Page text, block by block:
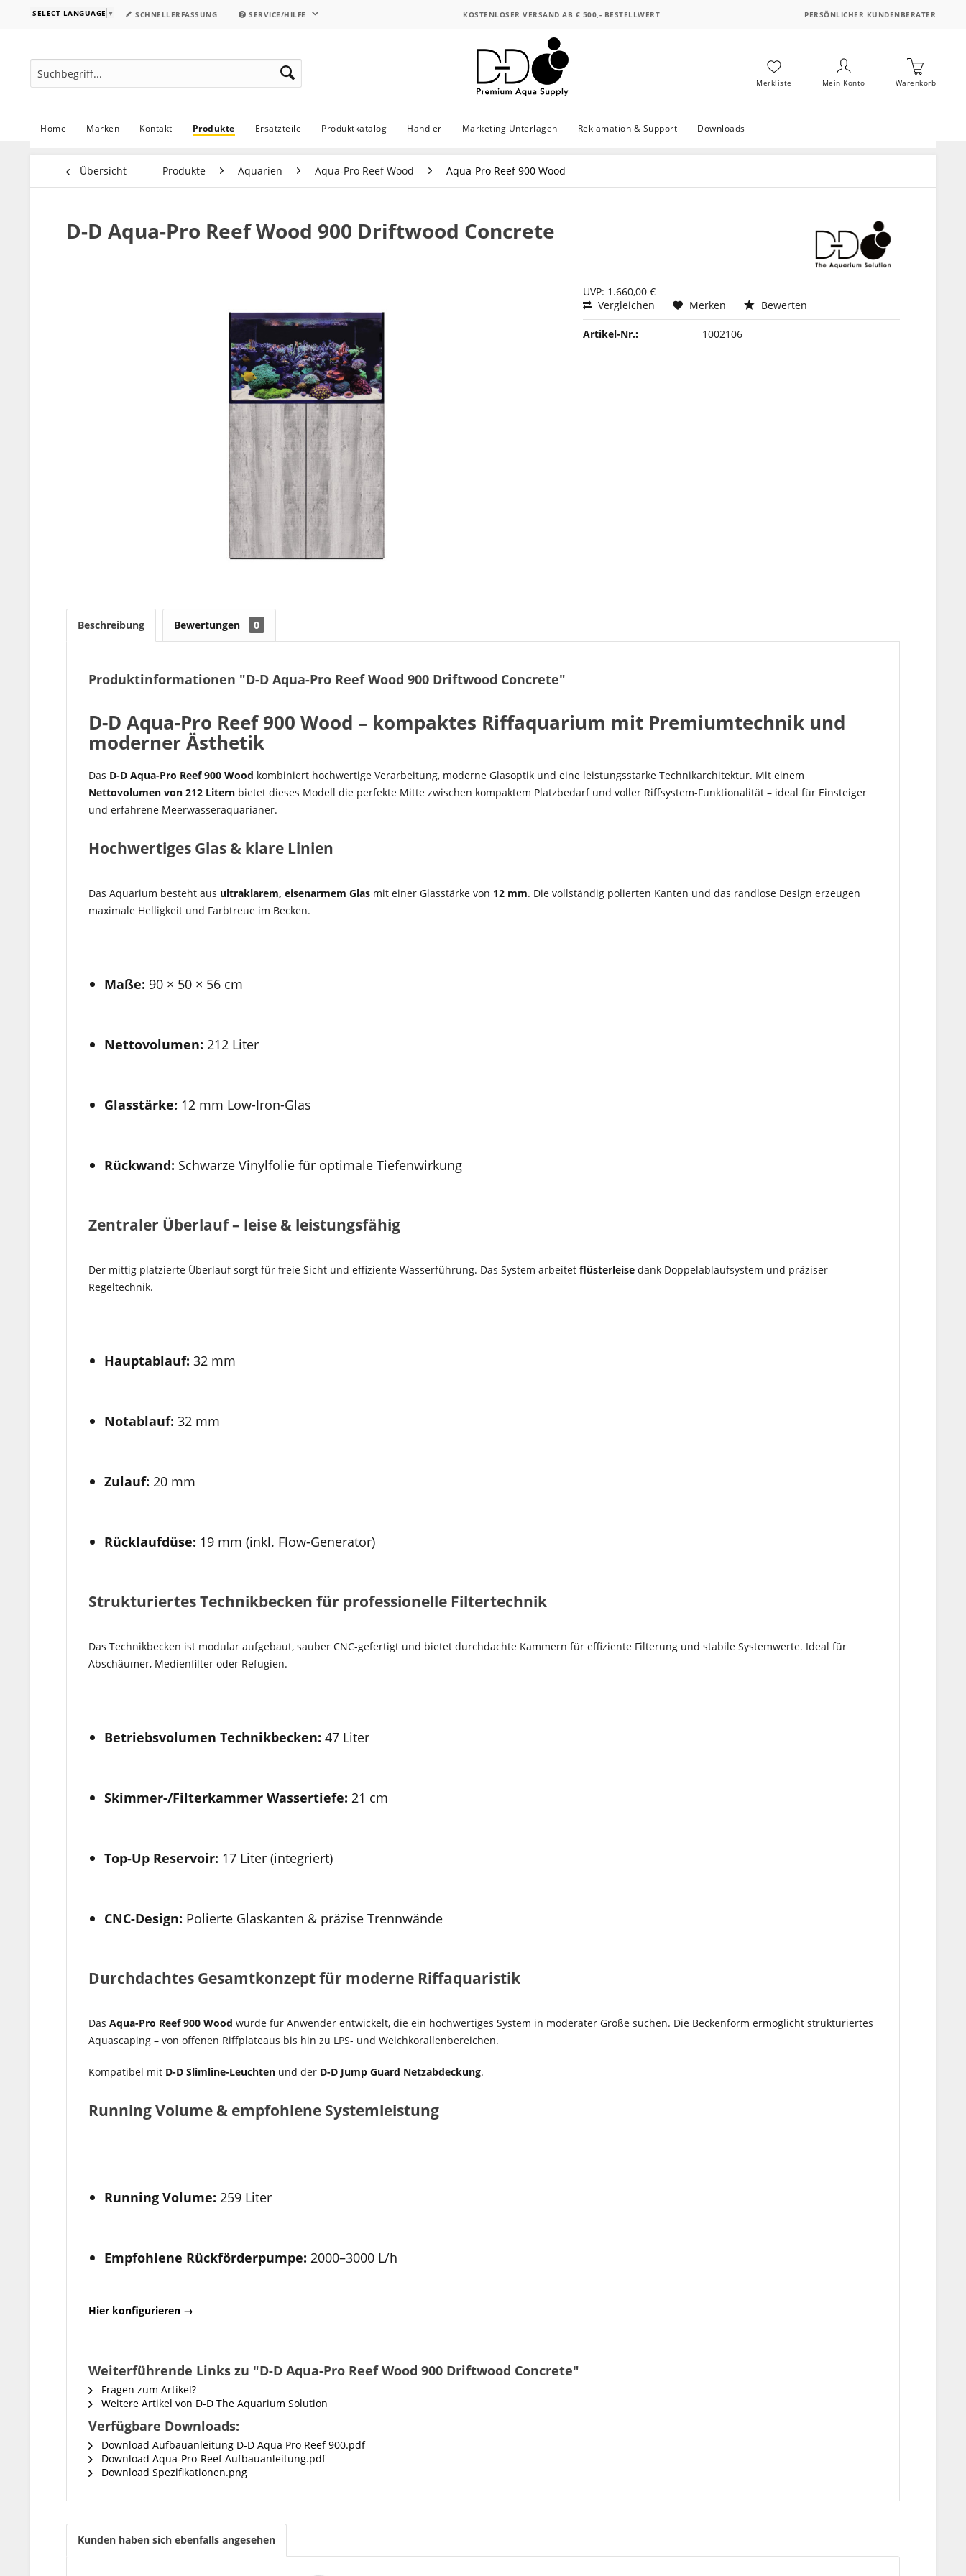
SELECT LANGUAGE ▼ SCHNELLERFASSUNG SERVICE/HILFE KOSTENLOSER VERSAND AB € 500,- BESTELLWERT PERSÖNLICHER KUNDENBERATER
Merkliste Mein Konto Warenkorb
Home Marken Kontakt Produkte Ersatzteile Produktkatalog Händler Marketing Unterlagen Reklamation & Support Downloads
Übersicht Produkte Aquarien Aqua-Pro Reef Wood Aqua-Pro Reef 900 Wood
D-D Aqua-Pro Reef Wood 900 Driftwood Concrete
UVP: 1.660,00 €
Vergleichen
Merken Bewerten
Artikel-Nr.: 1002106
Beschreibung Bewertungen 0
Produktinformationen "D-D Aqua-Pro Reef Wood 900 Driftwood Concrete"
D-D Aqua-Pro Reef 900 Wood – kompaktes Riffaquarium mit Premiumtechnik und
moderner Ästhetik
Das D-D Aqua-Pro Reef 900 Wood kombiniert hochwertige Verarbeitung, moderne Glasoptik und eine leistungsstarke Technikarchitektur. Mit einem
Nettovolumen von 212 Litern bietet dieses Modell die perfekte Mitte zwischen kompaktem Platzbedarf und voller Riffsystem-Funktionalität – ideal für Einsteiger
und erfahrene Meerwasseraquarianer.
Hochwertiges Glas & klare Linien
Das Aquarium besteht aus ultraklarem, eisenarmem Glas mit einer Glasstärke von 12 mm. Die vollständig polierten Kanten und das randlose Design erzeugen
maximale Helligkeit und Farbtreue im Becken.
Maße: 90 × 50 × 56 cm
Nettovolumen: 212 Liter
Glasstärke: 12 mm Low-Iron-Glas
Rückwand: Schwarze Vinylfolie für optimale Tiefenwirkung
Zentraler Überlauf – leise & leistungsfähig
Der mittig platzierte Überlauf sorgt für freie Sicht und effiziente Wasserführung. Das System arbeitet flüsterleise dank Doppelablaufsystem und präziser
Regeltechnik.
Hauptablauf: 32 mm
Notablauf: 32 mm
Zulauf: 20 mm
Rücklaufdüse: 19 mm (inkl. Flow-Generator)
Strukturiertes Technikbecken für professionelle Filtertechnik
Das Technikbecken ist modular aufgebaut, sauber CNC-gefertigt und bietet durchdachte Kammern für effiziente Filterung und stabile Systemwerte. Ideal für
Abschäumer, Medienfilter oder Refugien.
Betriebsvolumen Technikbecken: 47 Liter
Skimmer-/Filterkammer Wassertiefe: 21 cm
Top-Up Reservoir: 17 Liter (integriert)
CNC-Design: Polierte Glaskanten & präzise Trennwände
Durchdachtes Gesamtkonzept für moderne Riffaquaristik
Das Aqua-Pro Reef 900 Wood wurde für Anwender entwickelt, die ein hochwertiges System in moderater Größe suchen. Die Beckenform ermöglicht strukturiertes
Aquascaping – von offenen Riffplateaus bis hin zu LPS- und Weichkorallenbereichen.
Kompatibel mit D-D Slimline-Leuchten und der D-D Jump Guard Netzabdeckung.
Running Volume & empfohlene Systemleistung
Running Volume: 259 Liter
Empfohlene Rückförderpumpe: 2000–3000 L/h
Hier konfigurieren →
Weiterführende Links zu "D-D Aqua-Pro Reef Wood 900 Driftwood Concrete"
Fragen zum Artikel?
Weitere Artikel von D-D The Aquarium Solution
Verfügbare Downloads:
Download Aufbauanleitung D-D Aqua Pro Reef 900.pdf
Download Aqua-Pro-Reef Aufbauanleitung.pdf
Download Spezifikationen.png
Kunden haben sich ebenfalls angesehen